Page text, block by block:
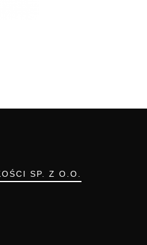
SP. Z O.O.